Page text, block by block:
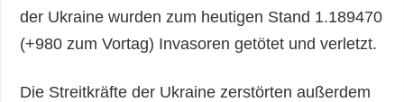
der Ukraine wurden zum heutigen Stand 1.189470
(+980 zum Vortag) Invasoren getötet und verletzt.
Die Streitkräfte der Ukraine zerstörten außerdem